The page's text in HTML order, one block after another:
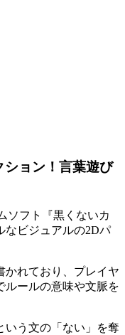
ション！言葉遊び
ソフト『黒くないカ
なビジュアルの2Dパ
かれており、プレイヤ
ルールの意味や文脈を
いう文の「 ない 」を奪